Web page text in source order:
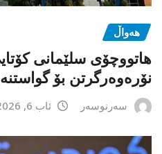
هەواڵ
هاتووچۆی سلێمانی
نۆرەوەرگرتن بۆ
سەرنوسەر ئاب 6, 2026